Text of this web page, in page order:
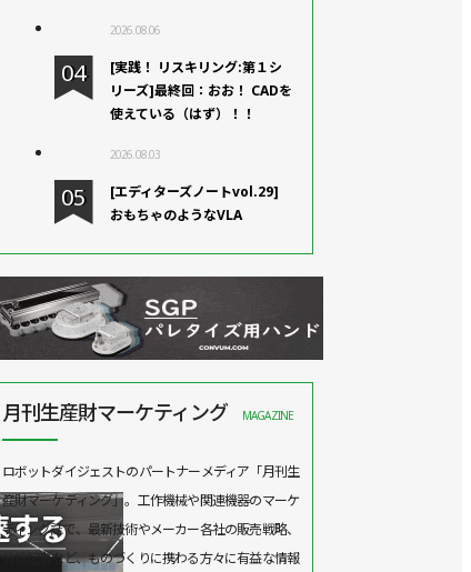
2026.08.06
[実践！ リスキリング:第１シ
リーズ]最終回：おお！ CADを
使えている（はず）！！
2026.08.03
[エディターズノートvol.29]
おもちゃのようなVLA
月刊生産財マーケティング MAGAZINE
ロボットダイジェストのパートナーメディア「月刊生
産財マーケティング」。工作機械や関連機器のマーケ
ティング誌で、最新技術やメーカー各社の販売戦略、
分析記事など、ものづくりに携わる方々に有益な情報